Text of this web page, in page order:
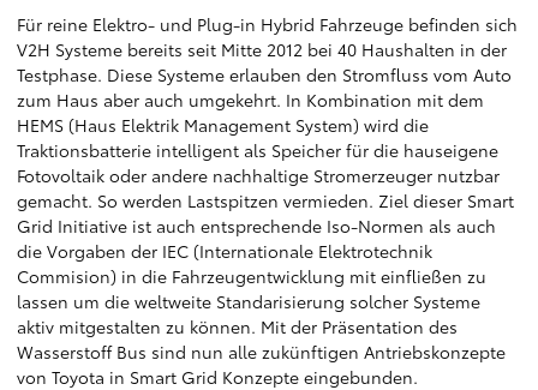
Für reine Elektro- und Plug-in Hybrid Fahrzeuge befinden sich
V2H Systeme bereits seit Mitte 2012 bei 40 Haushalten in der
Testphase. Diese Systeme erlauben den Stromfluss vom Auto
zum Haus aber auch umgekehrt. In Kombination mit dem
HEMS (Haus Elektrik Management System) wird die
Traktionsbatterie intelligent als Speicher für die hauseigene
Fotovoltaik oder andere nachhaltige Stromerzeuger nutzbar
gemacht. So werden Lastspitzen vermieden. Ziel dieser Smart
Grid Initiative ist auch entsprechende Iso-Normen als auch
die Vorgaben der IEC (Internationale Elektrotechnik
Commision) in die Fahrzeugentwicklung mit einfließen zu
lassen um die weltweite Standarisierung solcher Systeme
aktiv mitgestalten zu können. Mit der Präsentation des
Wasserstoff Bus sind nun alle zukünftigen Antriebskonzepte
von Toyota in Smart Grid Konzepte eingebunden.